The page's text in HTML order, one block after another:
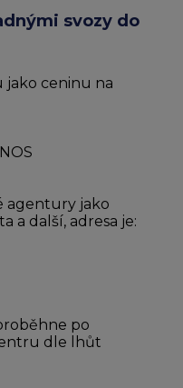
Card
chevron_right
svozy do
jako ceninu na
agentury jako
a další, adresa je:
po
dle lhůt